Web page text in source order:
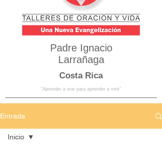
Padre Ignacio
Larrañaga
Costa Rica
“Aprender a orar para aprender a vivir”
Entrada
Inicio